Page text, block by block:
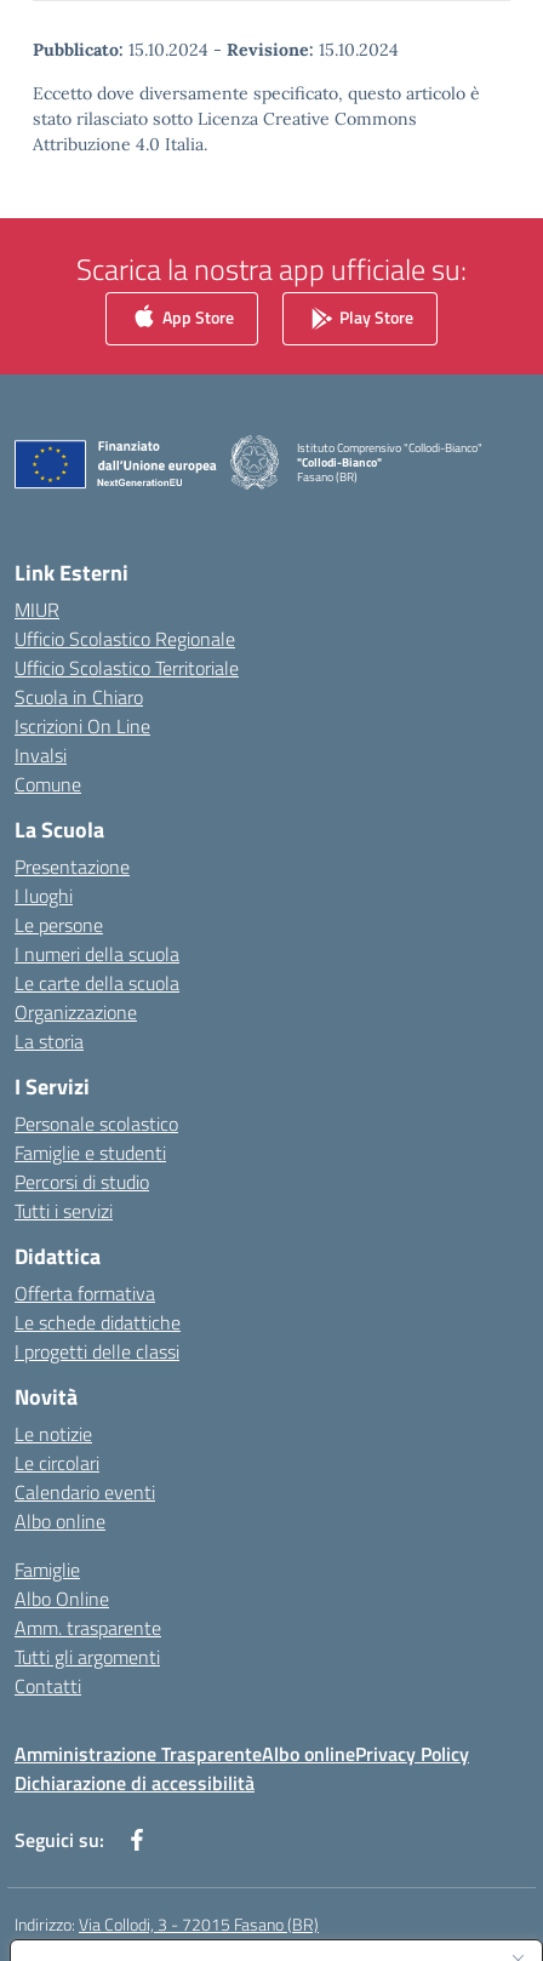
Pubblicato: 15.10.2024 - Revisione: 15.10.2024
Eccetto dove diversamente specificato, questo articolo è
stato rilasciato sotto Licenza Creative Commons
Attribuzione 4.0 Italia.
Scarica la nostra app ufficiale su:
App Store Play Store
Istituto Comprensivo "Collodi-Bianco"
"Collodi-Bianco"
Fasano (BR)
Link Esterni
MIUR
Ufficio Scolastico Regionale
Ufficio Scolastico Territoriale
Scuola in Chiaro
Iscrizioni On Line
Invalsi
Comune
La Scuola
Presentazione
I luoghi
Le persone
I numeri della scuola
Le carte della scuola
Organizzazione
La storia
I Servizi
Personale scolastico
Famiglie e studenti
Percorsi di studio
Tutti i servizi
Didattica
Offerta formativa
Le schede didattiche
I progetti delle classi
Novità
Le notizie
Le circolari
Calendario eventi
Albo online
Famiglie
Albo Online
Amm. trasparente
Tutti gli argomenti
Contatti
Amministrazione TrasparenteAlbo onlinePrivacy Policy
Dichiarazione di accessibilità
Seguici su:
Indirizzo:Via Collodi, 3 - 72015 Fasano (BR)
Centralino: